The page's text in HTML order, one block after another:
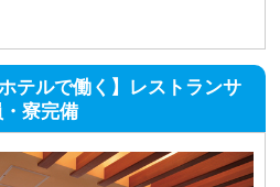
テルで働く】レストランサ
寮完備